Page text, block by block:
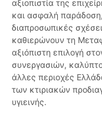
αξιοπιστία της
και ασφαλή
διαπροσωπικές
καθιερώνουν τη
αξιόπιστη επιλογή
συνεργασιών,
άλλες περιοχές
των κτιριακών
υγιεινής.